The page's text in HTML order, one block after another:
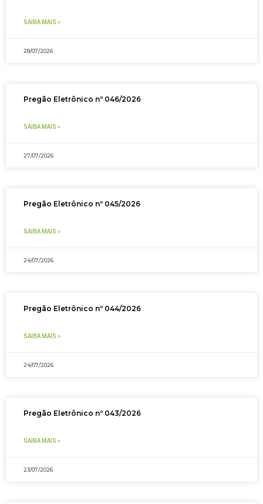
SAIBA MAIS »
28/07/2026
Pregão Eletrônico nº 046/2026
SAIBA MAIS »
27/07/2026
Pregão Eletrônico nº 045/2026
SAIBA MAIS »
24/07/2026
Pregão Eletrônico nº 044/2026
SAIBA MAIS »
24/07/2026
Pregão Eletrônico nº 043/2026
SAIBA MAIS »
23/07/2026